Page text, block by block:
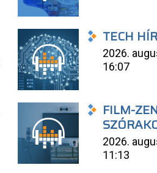
TECH
2026.
16:07
FILM-
2026.
11:13